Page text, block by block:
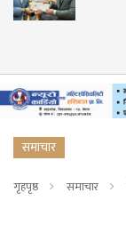
समाचार
गृहपृष्ठ समाचार